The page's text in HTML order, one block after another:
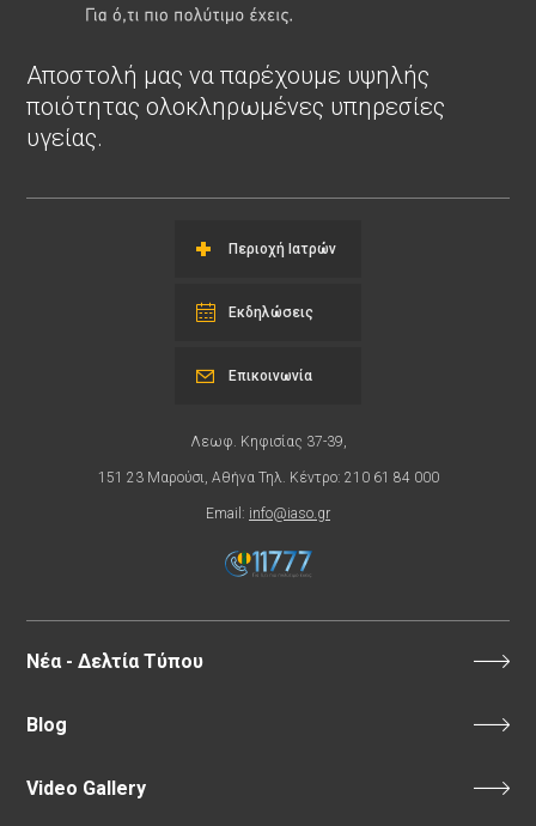
Αποστολή μας να παρέχουμε υψηλής
ποιότητας ολοκληρωμένες υπηρεσίες
υγείας.
Περιοχή Ιατρών
Εκδηλώσεις
Λεωφ. Κηφισίας 37-39,
151 23 Μαρούσι, Αθήνα Τηλ. Κέντρο: 210 61 84 000
Email: info@iaso.gr
Επικοινωνία
Νέα - Δελτία Τύπου
Blog
Video Gallery